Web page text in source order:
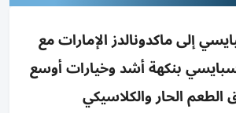
إلى ماكدونالدز الإمارات مع
بنكهة أشد وخيارات أوسع
الحار والكلاسيكي